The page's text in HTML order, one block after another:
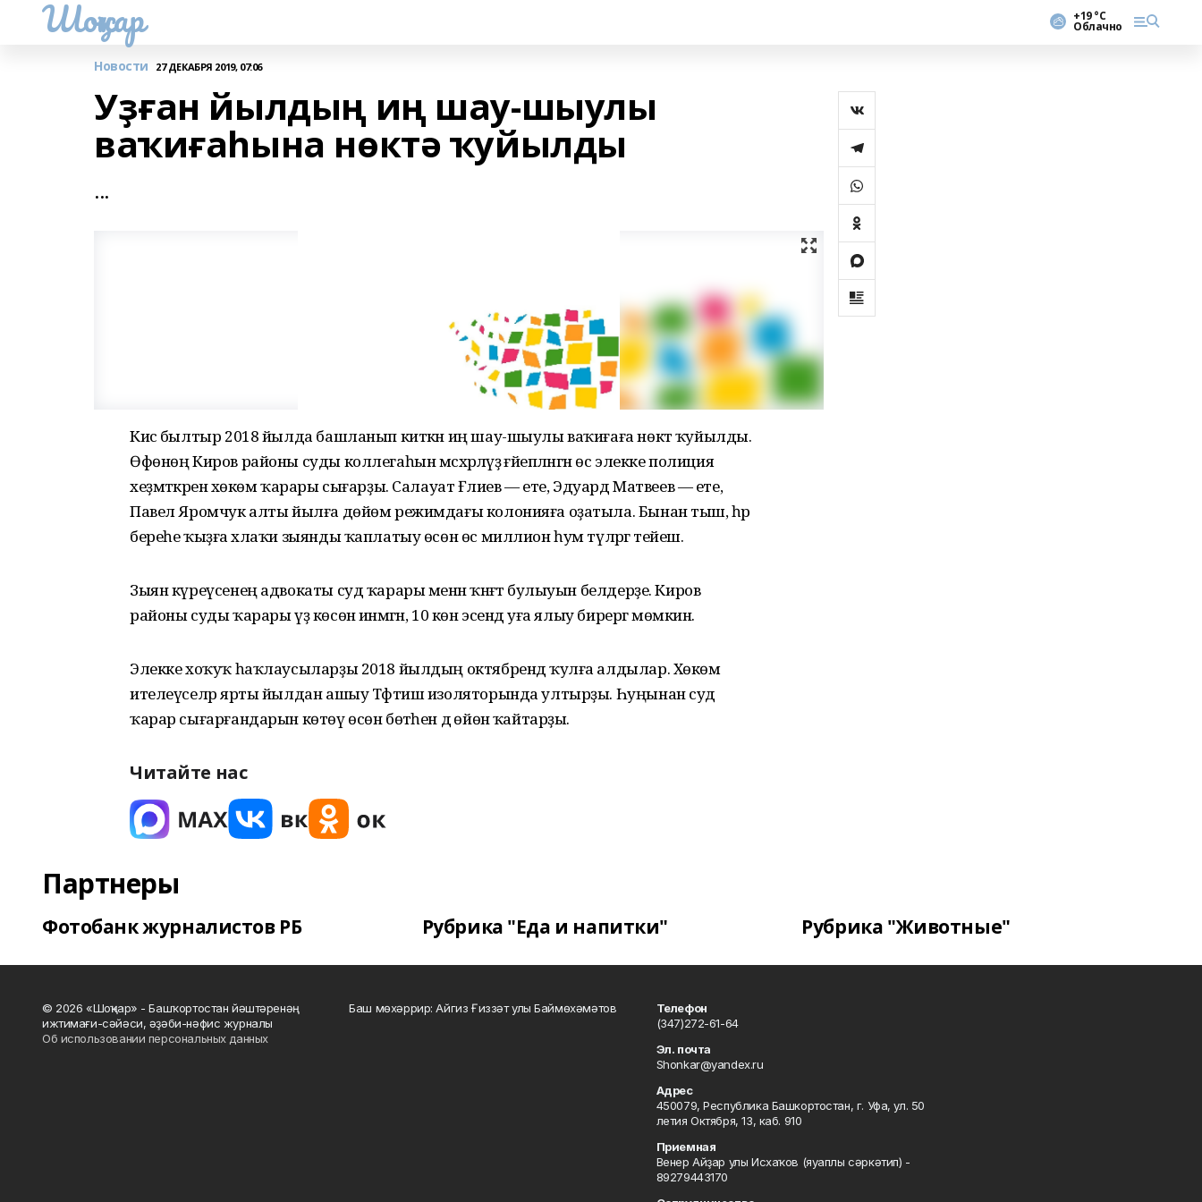
Шоңҡар +19 °С
Облачно
Новости 27 ДЕКАБРЯ 2019, 07:06
Уҙған йылдың иң шау-шыулы
ваҡиғаһына нөктә ҡуйылды
...
Кисә былтыр 2018 йылда башланып киткән иң шау-шыулы ваҡиғаға нөктә ҡуйылды.
Өфөнөң Киров районы суды коллегаһын мәсхәрәләүҙә ғәйепләнгән өс элекке полиция
хеҙмәткәренә хөкөм ҡарары сығарҙы. Салауат Ғәлиев — ете, Эдуард Матвеев — ете,
Павел Яромчук алты йылға дөйөм режимдағы колонияға оҙатыла. Бынан тыш, һәр
береһе ҡыҙға әхлаҡи зыянды ҡаплатыу өсөн өс миллион һум түләргә тейеш.
Зыян күреүсенең адвокаты суд ҡарары менән ҡәнәғәт булыуын белдерҙе. Киров
районы суды ҡарары үҙ көсөнә инмәгән, 10 көн эсендә уға ялыу бирергә мөмкин.
Элекке хоҡуҡ һаҡлаусыларҙы 2018 йылдың октябрендә ҡулға алдылар. Хөкөм
ителеүселәр ярты йылдан ашыу Тәфтиш изоляторында ултырҙы. Һуңынан суд
ҡарар сығарғандарын көтөү өсөн бөтәһен дә өйөнә ҡайтарҙы.
Читайте нас
Партнеры
Фотобанк журналистов РБ Рубрика "Еда и напитки" Рубрика "Животные"
© 2026 «Шоңҡар» - Башҡортостан йәштәренәң
ижтимағи-сәйәси, әҙәби-нәфис журналы
Об использовании персональных данных
Баш мөхәррир: Айгиз Ғиззәт улы Баймөхәмәтов
Телефон
(347)272-61-64
Эл. почта
Shonkar@yandex.ru
Адрес
450079, Республика Башкортостан, г. Уфа, ул. 50
летия Октября, 13, каб. 910
Приемная
Венер Айҙар улы Исхаҡов (яуаплы сәркәтип) -
89279443170